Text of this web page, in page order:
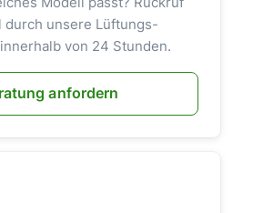
durch unsere Lüftungs-
von 24 Stunden.
anfordern